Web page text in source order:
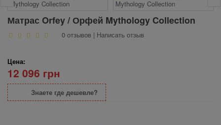
Матрас Orfey / Орфей Mythology Collection
0 отзывов | Написать отзыв
Цена:
12 096 грн
Знаете где дешевле?